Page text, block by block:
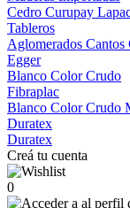
Cedro Curupay
Tableros
Aglomerados Cantos
Egger
Blanco ColorCrudo
Fibraplac
Blanco ColorCrudo
Duratex
Duratex
Creá tu cuenta
0